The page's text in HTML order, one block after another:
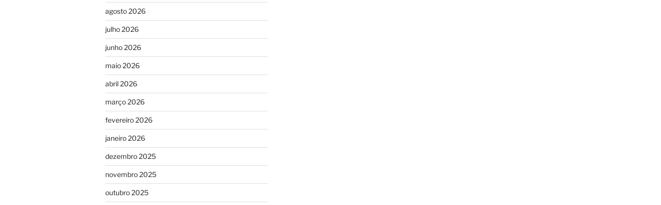
agosto 2026
julho 2026
junho 2026
maio 2026
abril 2026
março 2026
fevereiro 2026
janeiro 2026
dezembro 2025
novembro 2025
outubro 2025